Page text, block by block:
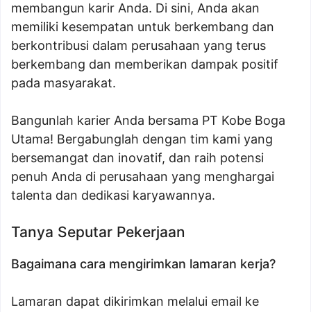
membangun karir Anda. Di sini, Anda akan
memiliki kesempatan untuk berkembang dan
berkontribusi dalam perusahaan yang terus
berkembang dan memberikan dampak positif
pada masyarakat.
Bangunlah karier Anda bersama PT Kobe Boga
Utama! Bergabunglah dengan tim kami yang
bersemangat dan inovatif, dan raih potensi
penuh Anda di perusahaan yang menghargai
talenta dan dedikasi karyawannya.
Tanya Seputar Pekerjaan
Bagaimana cara mengirimkan lamaran kerja?
Lamaran dapat dikirimkan melalui email ke